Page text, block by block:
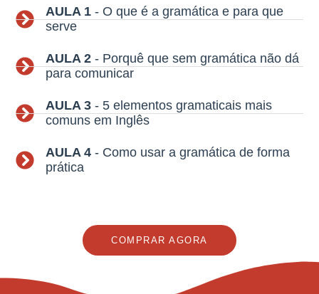
AULA 1 - O que é a gramática e para que
serve
AULA 2 - Porquê que sem gramática não dá
para comunicar
AULA 3 - 5 elementos gramaticais mais
comuns em Inglês
AULA 4 - Como usar a gramática de forma
prática
COMPRAR AGORA